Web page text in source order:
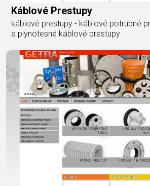
Káblové Prestupy
káblové prestupy - káblové potrubné
a plynotesné káblové prestupy